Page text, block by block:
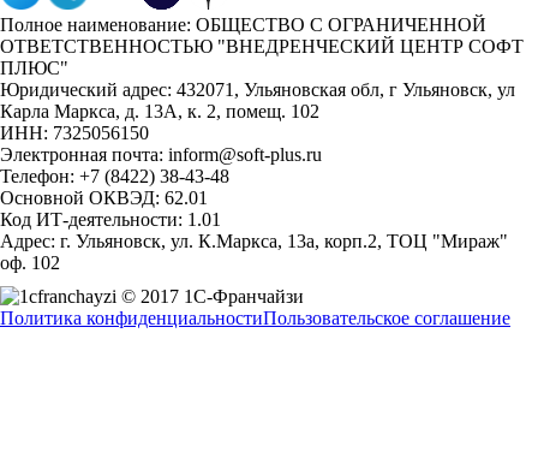
Полное наименование: ОБЩЕСТВО С ОГРАНИЧЕННОЙ
ОТВЕТСТВЕННОСТЬЮ "ВНЕДРЕНЧЕСКИЙ ЦЕНТР СОФТ
ПЛЮС"
Юридический адрес: 432071, Ульяновская обл, г Ульяновск, ул
Карла Маркса, д. 13А, к. 2, помещ. 102
ИНН: 7325056150
Электронная почта: inform@soft-plus.ru
Телефон: +7 (8422) 38-43-48
Основной ОКВЭД: 62.01
Код ИТ-деятельности: 1.01
Адрес: г. Ульяновск, ул. К.Маркса, 13а, корп.2, ТОЦ "Мираж"
оф. 102
© 2017 1С-Франчайзи
Политика конфиденциальностиПользовательское соглашение